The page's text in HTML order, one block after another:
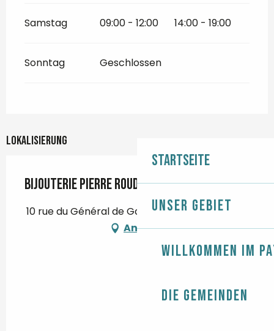
Startseite
Unser Gebiet
Willkommen im
Die Gemeinden
Samstag 09:00 - 12:00 14:00 - 19:00
Sonntag Geschlossen
Lokalisierung
Bijouterie Pierre Roudot
10 rue du Général de Gaulle, 29120 Pont-l'Abbé
Anfahrt